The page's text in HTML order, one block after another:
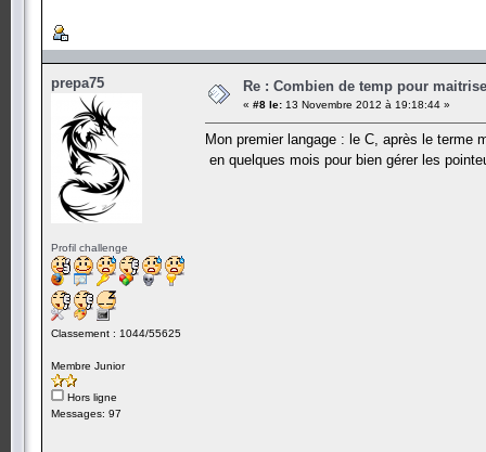
prepa75
Profil challenge
Classement : 1044/55625
Membre Junior
Hors ligne
Messages: 97
Re : Combien de temp pour
« #8 le: 13 Novembre 2012 à 19:18:44 »
Mon premier langage : le C, après le terme
en quelques mois pour bien gérer les